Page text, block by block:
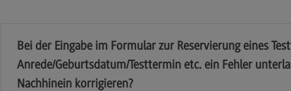
Bei der Eingabe im Formular zur Reservierung eines
Anrede/Geburtsdatum/Testtermin etc. ein Fehler
Nachhinein korrigieren?